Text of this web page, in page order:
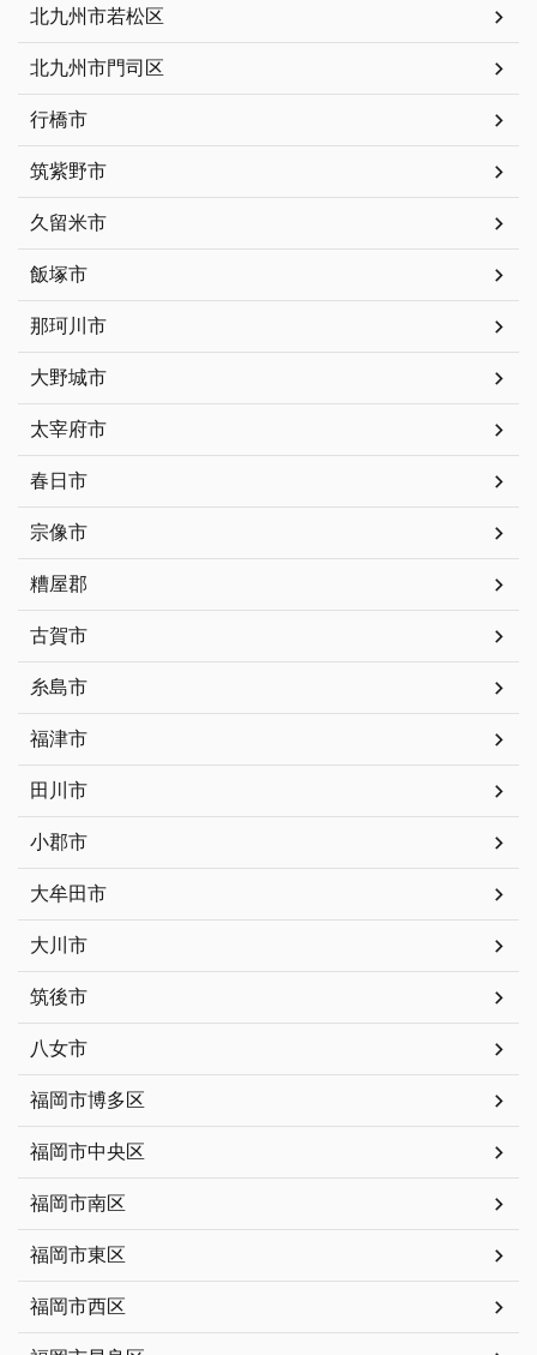
北九州市若松区
北九州市門司区
行橋市
筑紫野市
久留米市
飯塚市
那珂川市
大野城市
太宰府市
春日市
宗像市
糟屋郡
古賀市
糸島市
福津市
田川市
小郡市
大牟田市
大川市
筑後市
八女市
福岡市博多区
福岡市中央区
福岡市南区
福岡市東区
福岡市西区